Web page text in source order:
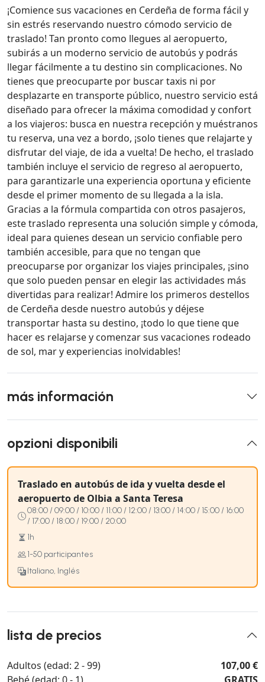
¡Comience sus vacaciones en Cerdeña de forma fácil y
sin estrés reservando nuestro cómodo servicio de
traslado! Tan pronto como llegues al aeropuerto,
subirás a un moderno servicio de autobús y podrás
llegar fácilmente a tu destino sin complicaciones. No
tienes que preocuparte por buscar taxis ni por
desplazarte en transporte público, nuestro servicio está
diseñado para ofrecer la máxima comodidad y confort
a los viajeros: busca en nuestra recepción y muéstranos
tu reserva, una vez a bordo, ¡solo tienes que relajarte y
disfrutar del viaje, de ida a vuelta! De hecho, el traslado
también incluye el servicio de regreso al aeropuerto,
para garantizarle una experiencia oportuna y eficiente
desde el primer momento de su llegada a la isla.
Gracias a la fórmula compartida con otros pasajeros,
este traslado representa una solución simple y cómoda,
ideal para quienes desean un servicio confiable pero
también accesible, para que no tengan que
preocuparse por organizar los viajes principales, ¡sino
que solo pueden pensar en elegir las actividades más
divertidas para realizar! Admire los primeros destellos
de Cerdeña desde nuestro autobús y déjese
transportar hasta su destino, ¡todo lo que tiene que
hacer es relajarse y comenzar sus vacaciones rodeado
de sol, mar y experiencias inolvidables!
más información
opzioni disponibili
Traslado en autobús de ida y vuelta desde el
aeropuerto de Olbia a Santa Teresa
08:00 / 09:00 / 10:00 / 11:00 / 12:00 / 13:00 / 14:00 / 15:00 / 16:00
/ 17:00 / 18:00 / 19:00 / 20:00
1h
1-50 participantes
Italiano, Inglés
lista de precios
Adultos (edad: 2 - 99)
107,00 €